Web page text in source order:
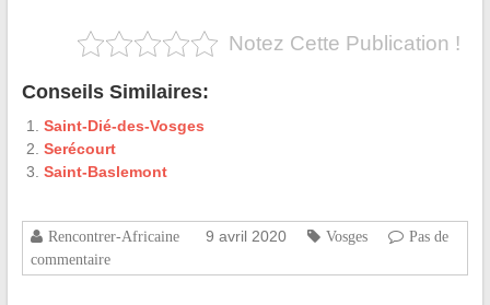
Notez Cette Publication !
Conseils Similaires:
Saint-Dié-des-Vosges
Serécourt
Saint-Baslemont
Rencontrer-Africaine 9 avril 2020 Vosges
Pas de
commentaire